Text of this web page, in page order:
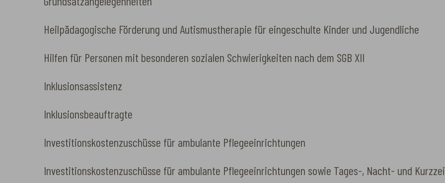
Heilpädagogische Förderung und Autismustherapie für eingeschulte Kinder und Jugendliche
Hilfen für Personen mit besonderen sozialen Schwierigkeiten nach dem SGB XII
Inklusionsassistenz
Inklusionsbeauftragte
Investitionskostenzuschüsse für ambulante Pflegeeinrichtungen
Investitionskostenzuschüsse für ambulante Pflegeeinrichtungen sowie Tages-, Nacht- und